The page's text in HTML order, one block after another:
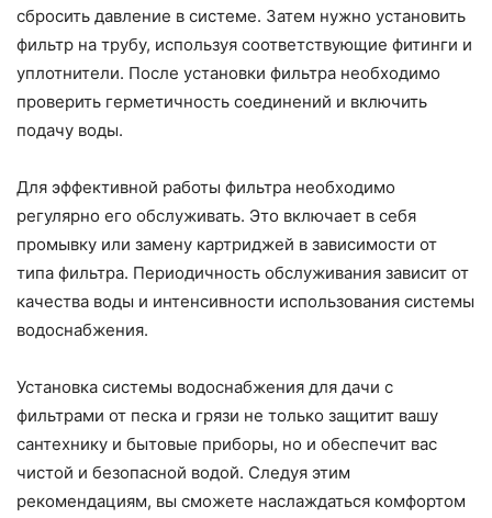
сбросить давление в системе. Затем нужно установить
фильтр на трубу, используя соответствующие фитинги и
уплотнители. После установки фильтра необходимо
проверить герметичность соединений и включить
подачу воды.
Для эффективной работы фильтра необходимо
регулярно его обслуживать. Это включает в себя
промывку или замену картриджей в зависимости от
типа фильтра. Периодичность обслуживания зависит от
качества воды и интенсивности использования системы
водоснабжения.
Установка системы водоснабжения для дачи с
фильтрами от песка и грязи не только защитит вашу
сантехнику и бытовые приборы, но и обеспечит вас
чистой и безопасной водой. Следуя этим
рекомендациям, вы сможете наслаждаться комфортом